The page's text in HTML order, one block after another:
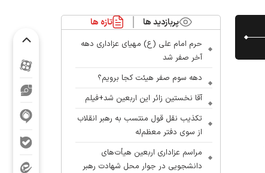
پربازدید ها تازه ها
حرم امام علی (ع) مهیای عزاداری دهه
آخر صفر شد
دهه سوم صفر هیئت کجا برویم؟
آقا نخستین زائر این اربعین شد+فیلم
تکذیب نقل قول منتسب به رهبر انقلاب
از سوی دفتر معظم‌له
مراسم عزاداری اربعین هیأت‌های
دانشجویی در جوار محل شهادت رهبر